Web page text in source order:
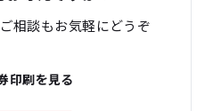
相談もお気軽にどうぞ
印刷を見る